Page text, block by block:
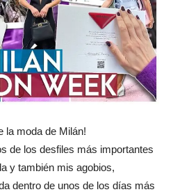
la moda de Milán!
de los desfiles más importantes
y también mis agobios,
dentro de unos de los días más